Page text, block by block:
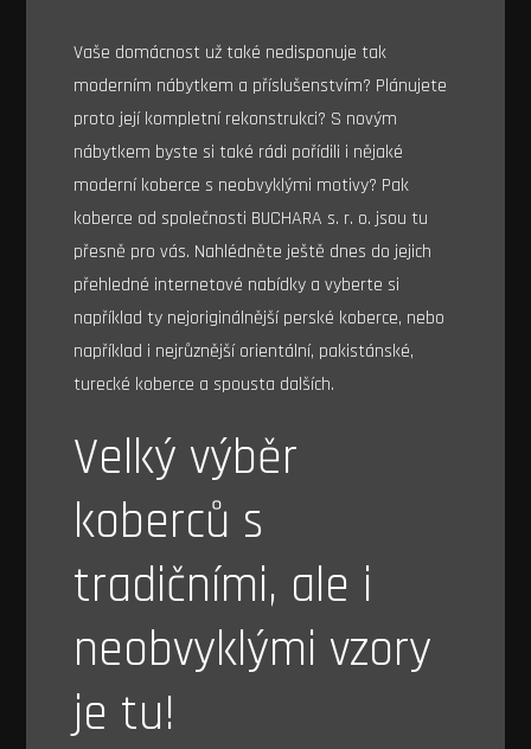
Vaše domácnost už také nedisponuje tak
moderním nábytkem a příslušenstvím? Plánujete
proto její kompletní rekonstrukci? S novým
nábytkem byste si také rádi pořídili i nějaké
moderní koberce s neobvyklými motivy? Pak
koberce od společnosti BUCHARA s. r. o. jsou tu
přesně pro vás. Nahlédněte ještě dnes do jejich
přehledné internetové nabídky a vyberte si
například ty nejoriginálnějšíperské koberce, nebo
například i nejrůznější orientální, pakistánské,
turecké koberce a spousta dalších.
Velký výběr
koberců s
tradičními, ale i
neobvyklými vzory
je tu!